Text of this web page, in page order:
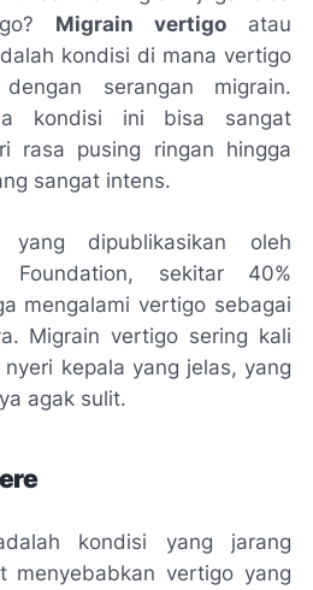
Migrain vertigo atau
kondisi di mana vertigo
serangan migrain.
kondisi ini bisa sangat
rasa pusing ringan hingga
sangat intens.
yang dipublikasikan oleh
, sekitar 40%
mengalami vertigo sebagai
Migrain vertigo sering kali
kepala yang jelas, yang
agak sulit.
kondisi yang jarang
menyebabkan vertigo yang